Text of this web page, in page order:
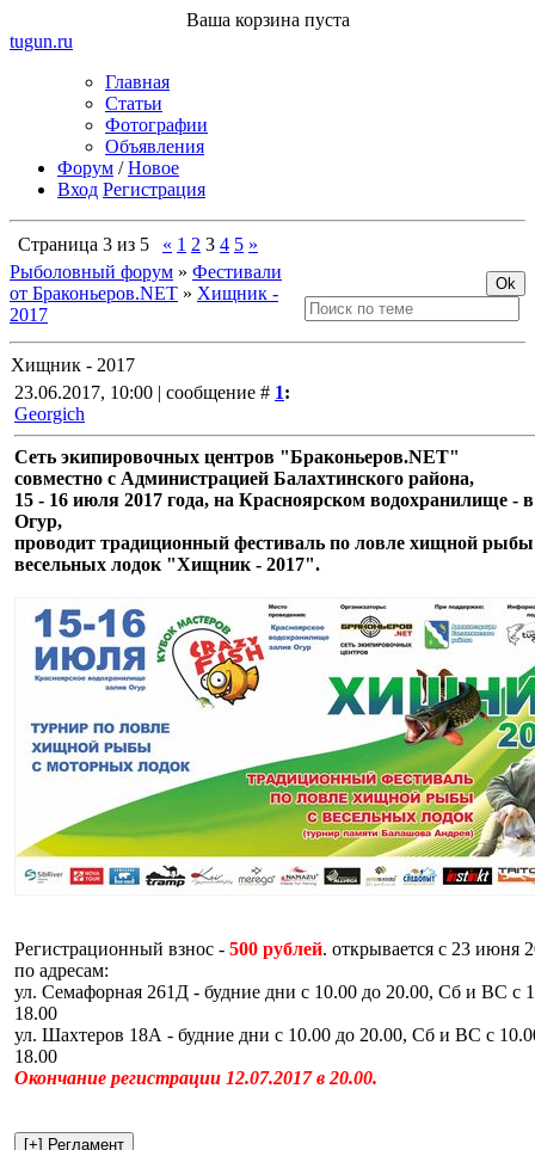
Ваша корзина пуста
tugun.ru
Главная
Статьи
Фотографии
Объявления
Форум /Новое
Вход Регистрация
Страница 3 из 5 « 1 2 3 4 5 »
Рыболовный форум » Фестивали
от Браконьеров.NET » Хищник -
2017
Хищник - 2017
23.06.2017, 10:00 | сообщение # 1:
Georgich
Сеть экипировочных центров "Браконьеров.NET"
совместно с Администрацией Балахтинского района,
15 - 16 июля 2017 года, на Красноярском водохранилище - в
Огур,
проводит традиционный фестиваль по ловле хищной рыбы
весельных лодок "Хищник - 2017".
Регистрационный взнос - 500 рублей. открывается с 23 июня
по адресам:
ул. Семафорная 261Д - будние дни с 10.00 до 20.00, Сб и ВС с
18.00
ул. Шахтеров 18А - будние дни с 10.00 до 20.00, Сб и ВС с
18.00
Окончание регистрации 12.07.2017 в 20.00.